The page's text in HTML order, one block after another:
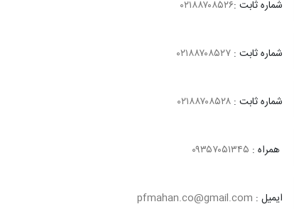
شماره ثابت :۰۲۱۸۸۷۰۸۵۲۶
شماره ثابت :
شماره ثابت :
همراه :
ایمیل : pfmahan.co@gmail.com